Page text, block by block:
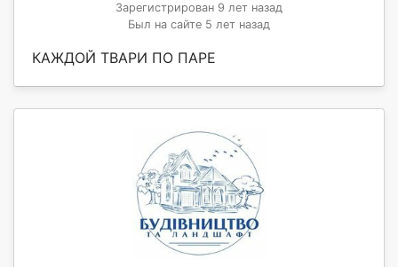
Зарегистрирован 9 лет назад
Был на сайте 5 лет назад
КАЖДОЙ ТВАРИ ПО ПАРЕ